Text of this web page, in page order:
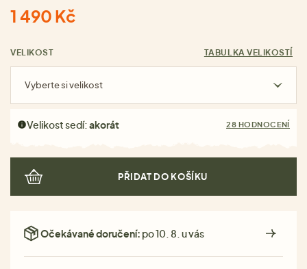
1 490 Kč
VELIKOST TABULKA VELIKOSTÍ
Vyberte si velikost
Velikost sedí:akorát 28 HODNOCENÍ
PŘIDAT DO KOŠÍKU
Očekávané doručení: po 10. 8. u vás